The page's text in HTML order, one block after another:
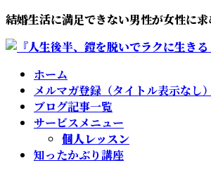
コ
ン
テ
ナ
ビ
ゲ
結婚生活に満足できない男性が女性に
ホーム
メルマガ登録（タイトル表示なし）
ブログ記事一覧
サービスメニュー
個人レッスン
知ったかぶり講座